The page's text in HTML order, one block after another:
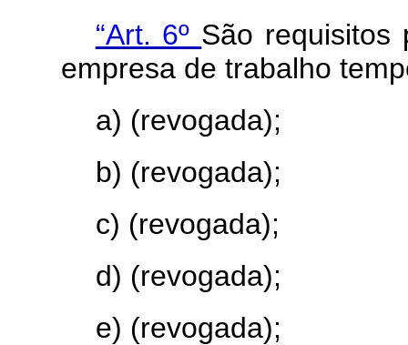
“Art. 6º São requisitos
empresa de trabalho
a) (revogada);
b) (revogada);
c) (revogada);
d) (revogada);
e) (revogada);